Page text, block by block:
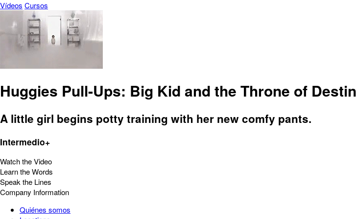
Vídeos Cursos
Huggies Pull-Ups: Big Kid and the Throne of
A little girl begins potty training with her new comfy pants.
Intermedio+
Watch the Video
Learn the Words
Speak the Lines
Company Information
Quiénes somos